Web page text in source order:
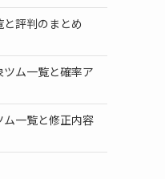
評判のまとめ
ム一覧と確率ア
一覧と修正内容